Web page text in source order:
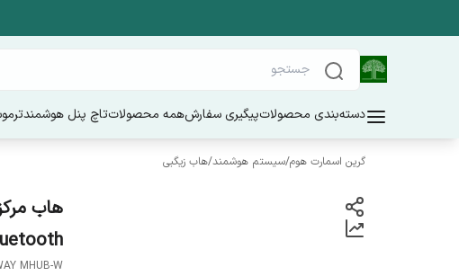
دسته‌بندی محصولاتپیگیری سفارشهمه محصولاتتاچ پنل هوشمند
گرین اسمارت هوم/سیستم هوشمند/هاب زیگبی
MHUB-W